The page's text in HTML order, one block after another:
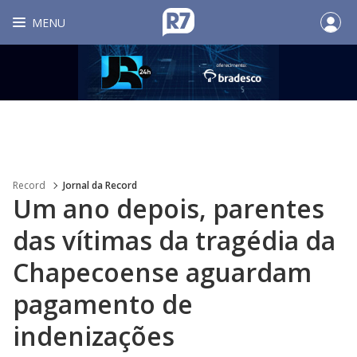
MENU
Record Jornal da Record
Um ano depois, parentes
das vítimas da tragédia da
Chapecoense aguardam
pagamento de
indenizações